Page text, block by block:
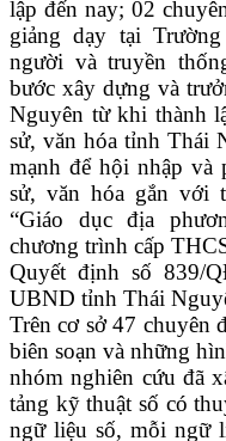
lập đến nay; 02
giảng dạy tại
người và truyền
bước xây dựng và
Nguyên từ khi thành
sử, văn hóa tỉnh Thái
mạnh để hội nhập và
sử, văn hóa gắn với
“Giáo dục địa
chương trình cấp
Quyết định số 839/
UBND tỉnh Thái
Trên cơ sở 47 chuyên
biên soạn và những
nhóm nghiên cứu đã
tảng kỹ thuật số có
ngữ liệu số, mỗi ngữ